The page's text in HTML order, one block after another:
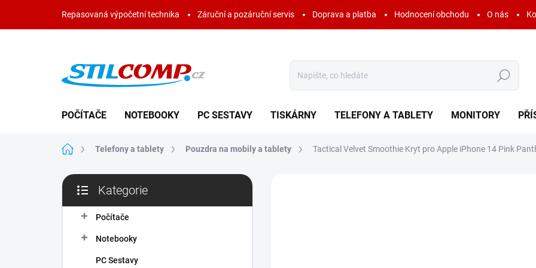
obsah
Repasovaná výpočetní technika Záruční a pozáruční servis Doprava a platba Hodnocení obchodu O nás
Hledat
POČÍTAČE NOTEBOOKY PC SESTAVY TISKÁRNY TELEFONY A TABLETY MONITORY
Domů Telefony a tablety Pouzdra na mobily a tablety Tactical Velvet Smoothie Kryt pro Apple iPhone 14 Pink
P
s
kategorie
Kategorie
Počítače
Notebooky
PC Sestavy